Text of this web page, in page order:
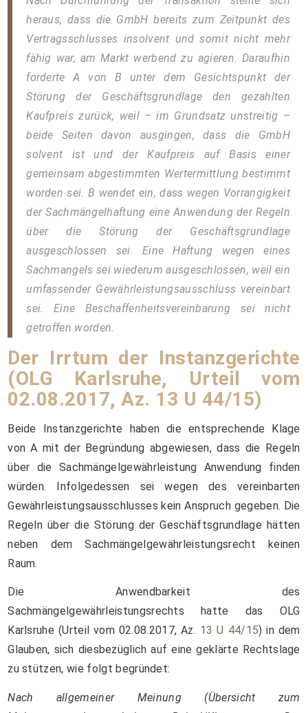
heraus, dass die GmbH bereits zum Zeitpunkt des
Vertragsschlusses insolvent und somit nicht mehr
fähig war, am Markt werbend zu agieren. Daraufhin
forderte A von B unter dem Gesichtspunkt der
Störung der Geschäftsgrundlage den gezahlten
Kaufpreis zurück, weil – im Grundsatz unstreitig –
beide Seiten davon ausgingen, dass die GmbH
solvent ist und der Kaufpreis auf Basis einer
gemeinsam abgestimmten Wertermittlung bestimmt
worden sei. B wendet ein, dass wegen Vorrangigkeit
der Sachmängelhaftung eine Anwendung der Regeln
über die Störung der Geschäftsgrundlage
ausgeschlossen sei. Eine Haftung wegen eines
Sachmangels sei wiederum ausgeschlossen, weil ein
umfassender Gewährleistungsausschluss vereinbart
sei. Eine Beschaffenheitsvereinbarung sei nicht
getroffen worden.
Der Irrtum der Instanzgerichte
(OLG Karlsruhe, Urteil vom
02.08.2017, Az. 13 U 44/15)
Beide Instanzgerichte haben die entsprechende Klage
von A mit der Begründung abgewiesen, dass die Regeln
über die Sachmängelgewährleistung Anwendung finden
würden. Infolgedessen sei wegen des vereinbarten
Gewährleistungsausschlusses kein Anspruch gegeben. Die
Regeln über die Störung der Geschäftsgrundlage hätten
neben dem Sachmängelgewährleistungsrecht keinen
Raum.
Die Anwendbarkeit des
Sachmängelgewährleistungsrechts hatte das OLG
Karlsruhe (Urteil vom 02.08.2017, Az. 13 U 44/15) in dem
Glauben, sich diesbezüglich auf eine geklärte Rechtslage
zu stützen, wie folgt begründet:
Nach allgemeiner Meinung (Übersicht zum